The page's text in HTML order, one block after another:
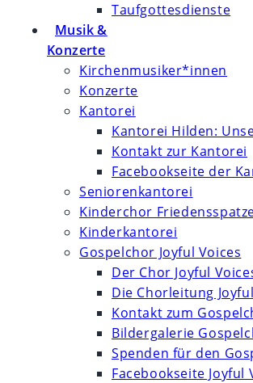
Taufgottesdienste
Musik &
Konzerte
Kirchenmusiker*innen
Konzerte
Kantorei
Kantorei Hilden:
Kontakt zur Kantorei
Facebookseite der
Seniorenkantorei
Kinderchor
Kinderkantorei
Gospelchor Joyful Voices
Der Chor Joyful
Die Chorleitung
Kontakt zum
Bildergalerie
Spenden für den
Facebookseite Joyful